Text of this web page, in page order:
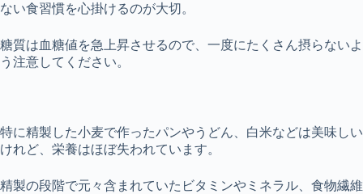
ない食習慣を心掛けるのが大切。
糖質は血糖値を急上昇させるので、一度にたくさん摂らないよ
う注意してください。
特に精製した小麦で作ったパンやうどん、白米などは美味しい
けれど、栄養はほぼ失われています。
精製の段階で元々含まれていたビタミンやミネラル、食物繊維